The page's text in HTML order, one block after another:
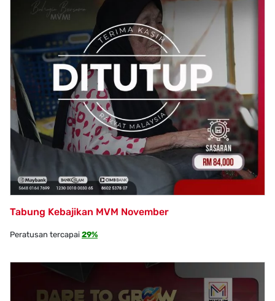
Tabung Kebajikan MVM November
Peratusan tercapai 29%